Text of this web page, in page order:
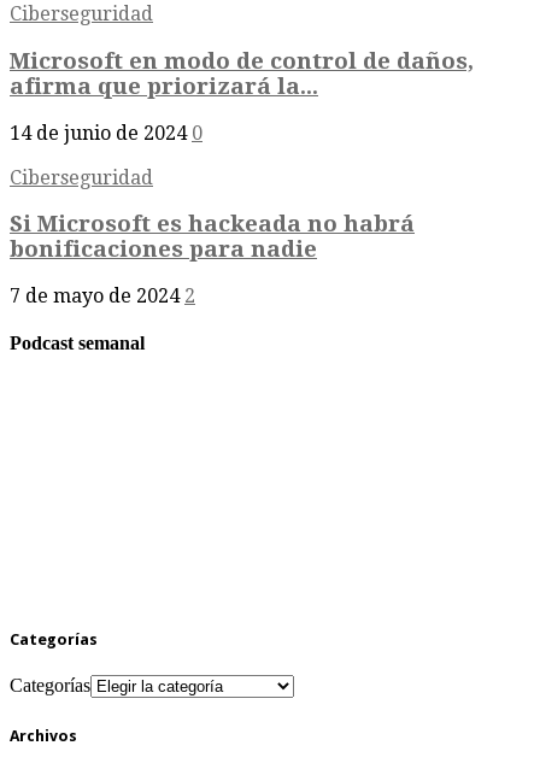
Ciberseguridad
Microsoft en modo de control de daños,
afirma que priorizará la...
14 de junio de 2024 0
Ciberseguridad
Si Microsoft es hackeada no habrá
bonificaciones para nadie
7 de mayo de 2024 2
Podcast semanal
Categorías
Categorías
Archivos